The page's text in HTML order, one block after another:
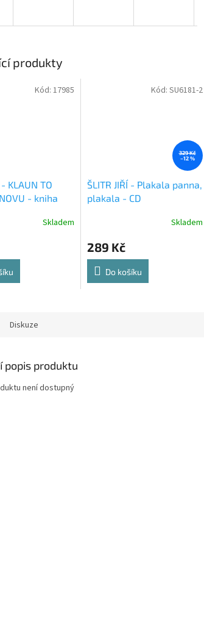
produkty
KLAUN TO
- kniha
Skladem
Kód: 17985
329 Kč
–12 %
ŠLITR JIŘÍ - Plakala panna,
plakala - CD
Skladem
289 Kč
Do košíku
Kód: SU6181-2
Diskuze
popis produktu
není dostupný